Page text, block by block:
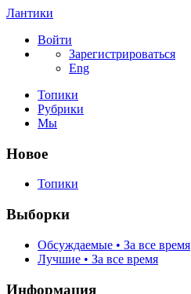
Лантики
Войти
Зарегистрироваться
Eng
Топики
Рубрики
Мы
Новое
Топики
Выборки
Обсуждаемые • За все время
Лучшие • За все время
Информация